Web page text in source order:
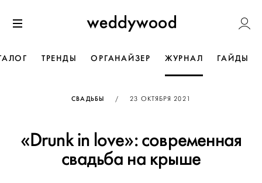
к содержанию
Weddywood
ТРЕНДЫ ОРГАНАЙЗЕР ЖУРНАЛ ГАЙДЫ
СВАДЬБЫ / ОПУБЛИКОВАНО
23 ОКТЯБРЯ 2021
«Drunk in love»: современная
свадьба на крыше